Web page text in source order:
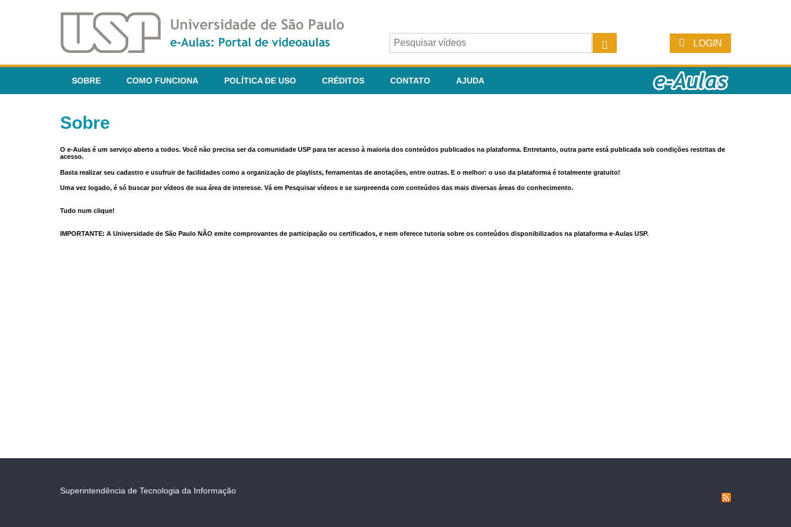
LOGIN
SOBRE COMO FUNCIONA POLÍTICA DE USO CRÉDITOS CONTATO AJUDA
Sobre
O e-Aulas é um serviço aberto a todos. Você não precisa ser da comunidade USP para ter acesso à maioria dos conteúdos publicados na plataforma. Entretanto, outra parte está publicada sob condições restritas de
acesso.
Basta realizar seu cadastro e usufruir de facilidades como a organização de playlists, ferramentas de anotações, entre outras. E o melhor: o uso da plataforma é totalmente gratuito!
Uma vez logado, é só buscar por vídeos de sua área de interesse. Vá em Pesquisar vídeos e se surpreenda com conteúdos das mais diversas áreas do conhecimento.
Tudo num clique!
IMPORTANTE: A Universidade de São Paulo NÃO emite comprovantes de participação ou certificados, e nem oferece tutoria sobre os conteúdos disponibilizados na plataforma e-Aulas USP.
Superintendência de Tecnologia da Informação